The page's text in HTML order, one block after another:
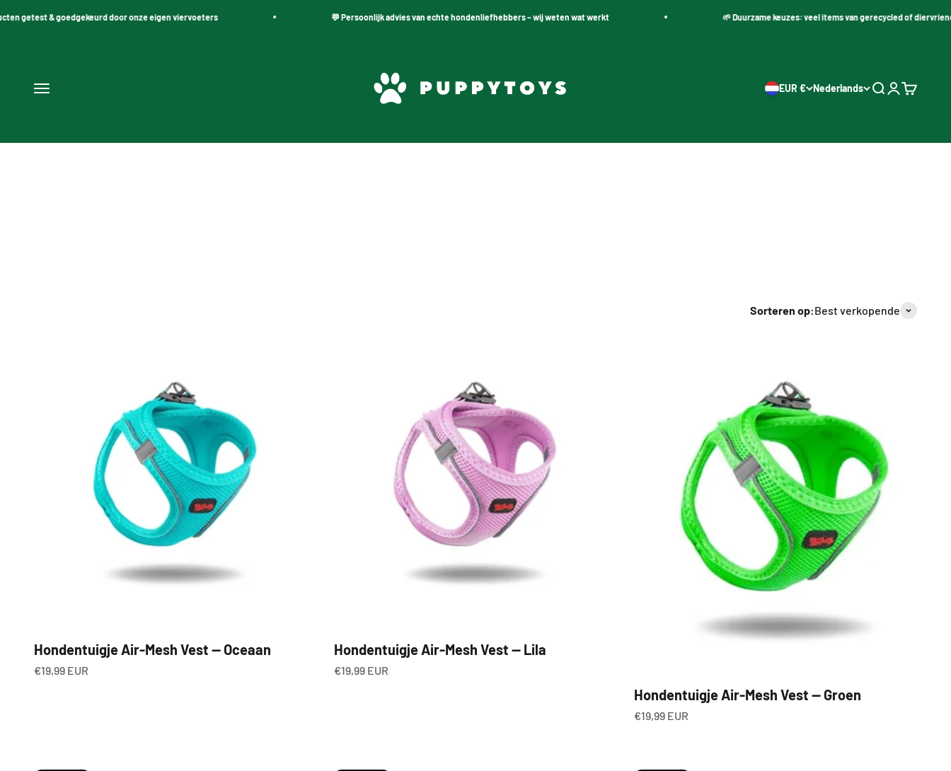
& goedgekeurd door onze eigen viervoeters 💬 Persoonlijk advies van echte hondenliefhebbers – wij weten wat werkt 🌱 Duurzame keuzes: veel items van gerecycled of diervriendelijk
Navigatiemenu openen EUR € Nederlands Zoeken openen
Sorteren op:Best verkopende
Hondentuigje Air-Mesh Vest — Oceaan
Aanbiedingsprijs
€19,99 EUR
Hondentuigje Air-Mesh Vest — Lila
Aanbiedingsprijs
€19,99 EUR
Hondentuigje Air-Mesh Vest — Groen
Aanbiedingsprijs
€19,99 EUR